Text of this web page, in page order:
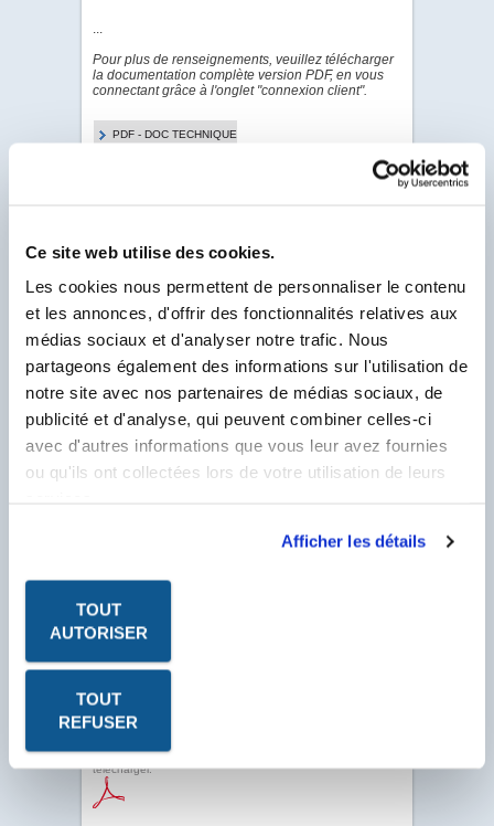
Ce site web utilise des cookies.
Les cookies nous permettent de personnaliser le contenu
et les annonces, d'offrir des fonctionnalités relatives aux
médias sociaux et d'analyser notre trafic. Nous
partageons également des informations sur l'utilisation de
notre site avec nos partenaires de médias sociaux, de
publicité et d'analyse, qui peuvent combiner celles-ci
avec d'autres informations que vous leur avez fournies
ou qu'ils ont collectées lors de votre utilisation de leurs
Afficher les détails
TOUT
AUTORISER
TOUT
REFUSER
PDF - DOC TECHNIQUE
Produit.
Client Labo France, saisissez votre N° Compte
Client se trouvant sur votre facture et
commençant par un F.
N° Compte Client*
F
Les fiches produits, les fiches de données de sécurité, les
le logiciel Acrobat Reader. Cliquez sur l'icône pour le
télécharger.
...
Pour plus de renseignements, veuillez télécharger
la documentation complète version PDF, en vous
connectant grâce à l'onglet "connexion client".